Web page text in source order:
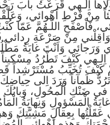
اِلـهي قَرَعْتُ بابَ
مِنْ فَرْطِ اَهْوائي،
فَاْصْفَحِ اللّـهُمَّ عَمّا
مِنْ صَرْعَةِ رِدائي
وَرَجائي وَاَنْتَ غايَةُ
اِلـهي كَيْفَ تَطْرُدُ مِسْكيناً
اَمْ كَيْفَ تُخَيِّبُ مُسْتَرْشِداً
ظَمآناً وَرَدَ اِلى حِياضِكَ
ضَنْكِ الْمحُولِ، وَبابُكَ
الْمَسْؤولِ وَنِهايَةُ
بِعِقالِ مَشِيَّتِكَ